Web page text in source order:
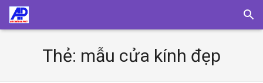
Thẻ: mẫu cửa kính đẹp